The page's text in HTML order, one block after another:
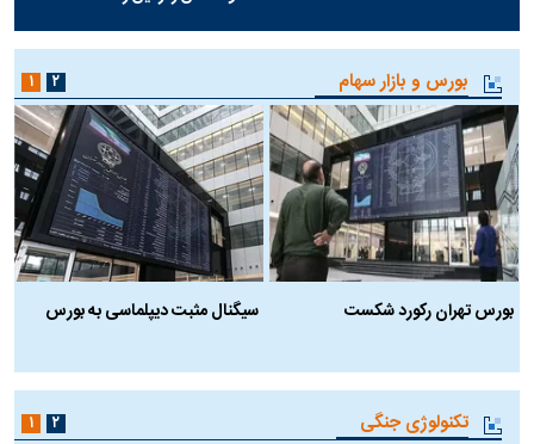
بورس و بازار سهام
بورس تهران رکورد شکست
سیگنال مثبت دیپلماسی به بورس
۱ ۲
تکنولوژی جنگی ۱ ۲